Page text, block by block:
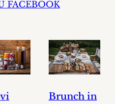
FACEBOOK
Brunch in